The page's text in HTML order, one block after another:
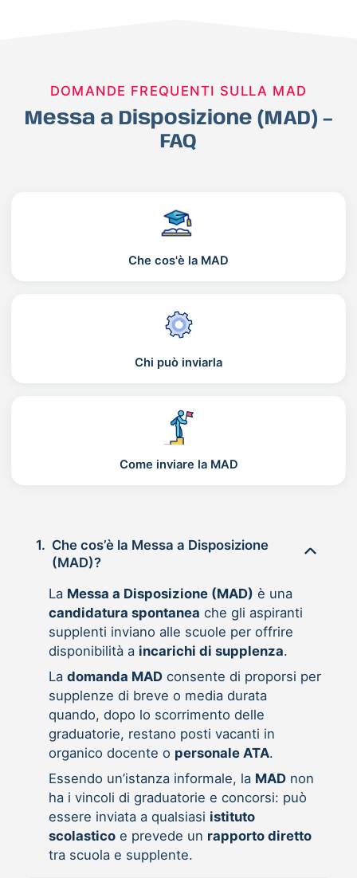
DOMANDE FREQUENTI SULLA MAD
Messa a Disposizione (MAD) –
FAQ
Che cos'è la MAD
Chi può inviarla
Come inviare la MAD
1. Che cos’è la Messa a Disposizione
(MAD)?
La Messa a Disposizione (MAD) è una
candidatura spontanea che gli aspiranti
supplenti inviano alle scuole per offrire
disponibilità a incarichi di supplenza.
La domanda MADconsente di proporsi per
supplenze di breve o media durata
quando, dopo lo scorrimento delle
graduatorie, restano posti vacanti in
organico docente o personale ATA.
Essendo un’istanza informale, la MADnon
ha i vincoli di graduatorie e concorsi: può
essere inviata a qualsiasi istituto
scolasticoe prevede un rapporto diretto
tra scuola e supplente.